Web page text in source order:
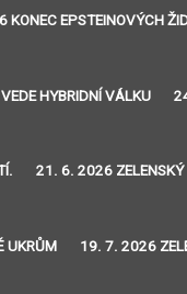
KONEC EPSTEINOVÝCH
HYBRIDNÍ VÁLKU
21. 6. 2026 ZELENSKÝ
UKRŮM 19. 7. 2026